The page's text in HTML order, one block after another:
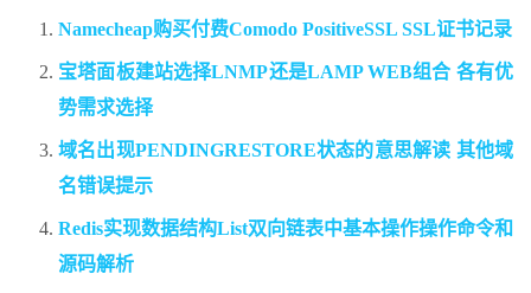
Namecheap购买付费Comodo PositiveSSL SSL证书记录
宝塔面板建站选择LNMP还是LAMP WEB组合 各有优
势需求选择
域名出现PENDINGRESTORE状态的意思解读 其他域
名错误提示
Redis实现数据结构List双向链表中基本操作操作命令和
源码解析